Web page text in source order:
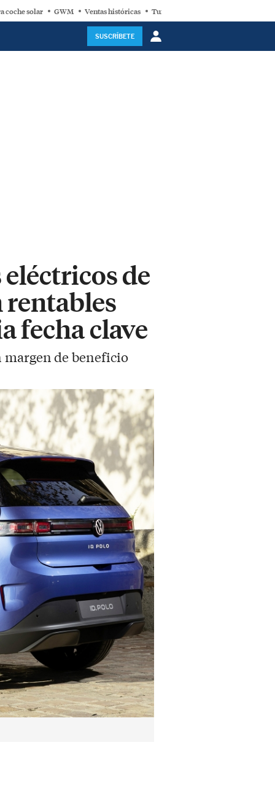
coche solar GWM Ventas históricas Turbina eólica
SUSCRÍBETE
de
rentables
fecha clave
margen de beneficio